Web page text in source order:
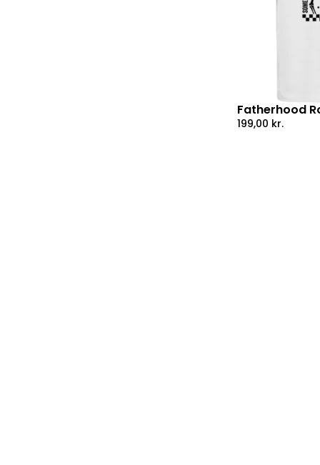
Fatherhood
199,00 kr.